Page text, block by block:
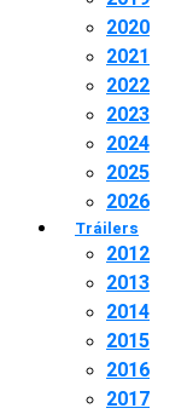
2020
2021
2022
2023
2024
2025
2026
Tráilers
2012
2013
2014
2015
2016
2017